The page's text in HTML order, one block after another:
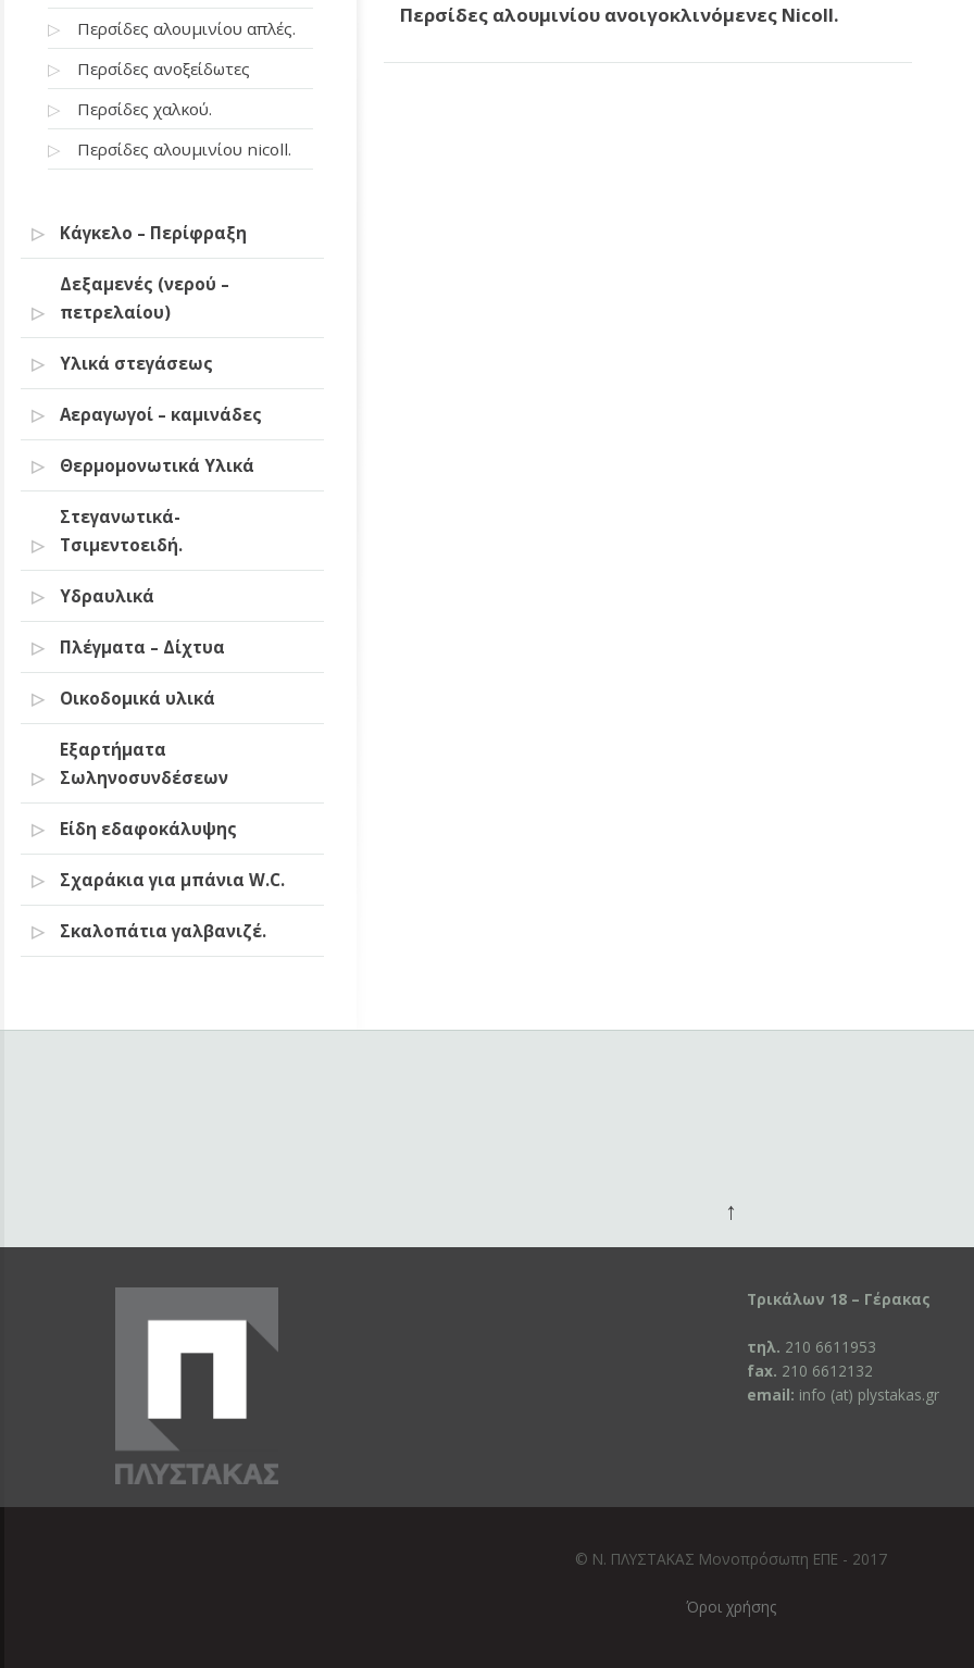
Περσίδες αλουμινίου απλές.
Περσίδες ανοξείδωτες
Περσίδες χαλκού.
Περσίδες αλουμινίου nicoll.
Κάγκελο – Περίφραξη
Δεξαμενές (νερού –
πετρελαίου)
Υλικά στεγάσεως
Αεραγωγοί – καμινάδες
Θερμομονωτικά Υλικά
Στεγανωτικά-
Τσιμεντοειδή.
Υδραυλικά
Πλέγματα – Δίχτυα
Οικοδομικά υλικά
Εξαρτήματα
Σωληνοσυνδέσεων
Είδη εδαφοκάλυψης
Σχαράκια για μπάνια W.C.
Σκαλοπάτια γαλβανιζέ.
Περσίδες αλουμινίου ανοιγοκλινόμενες Nicoll.
↑
Τρικάλων 18 – Γέρακας
τηλ. 210 6611953
fax. 210 6612132
email: info (at) plystakas.gr
© Ν. ΠΛΥΣΤΑΚΑΣ Μονοπρόσωπη ΕΠΕ - 2017
Όροι χρήσης